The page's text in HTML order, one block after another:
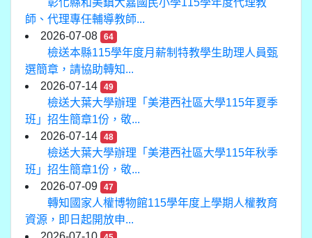
彰化縣和美鎮大嘉國民小學115學年度代理教
師、代理專任輔導教師...
2026-07-08
64
檢送本縣115學年度月薪制特教學生助理人員甄
選簡章，請協助轉知...
2026-07-14
49
檢送大葉大學辦理「美港西社區大學115年夏季
班」招生簡章1份，敬...
2026-07-14
48
檢送大葉大學辦理「美港西社區大學115年秋季
班」招生簡章1份，敬...
2026-07-09
47
轉知國家人權博物館115學年度上學期人權教育
資源，即日起開放申...